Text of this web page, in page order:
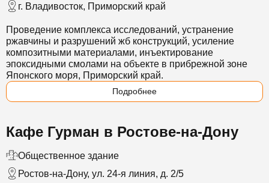
г. Владивосток, Приморский край
Проведение комплекса исследований, устранение
ржавчины и разрушений жб конструкций, усиление
композитными материалами, инъектирование
эпоксидными смолами на объекте в прибрежной зоне
Японского моря, Приморский край.
Подробнее
Кафе Гурман в Ростове-на-Дону
Общественное здание
Ростов-на-Дону, ул. 24-я линия, д. 2/5